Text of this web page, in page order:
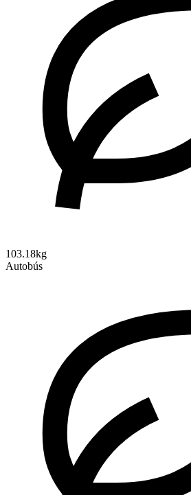
103.18kg
Autobús